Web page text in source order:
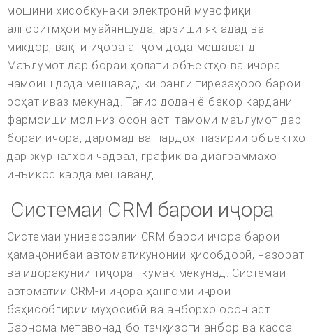
мошини ҳисобкунаки электронӣ мувофиқи
алгоритмҳои муайяншуда, арзиши як адад ва
микдор, вақти иҷора анҷом дода мешаванд.
Маълумот дар бораи ҳолати объектҳо ва иҷора
намоиш дода мешавад, ки ранги тирезаҳоро барои
роҳат иваз мекунад. Тағир додан ё бекор кардани
фармоиши мол низ осон аст. тамоми маълумот дар
бораи ичора, даромад ва пардохтпазирии объектхо
дар журналхои чадвал, график ва диаграммахо
инъикос карда мешаванд.
Системаи CRM барои иҷора
Системаи универсалии CRM барои иҷора барои
ҳамаҷонибаи автоматикунонии ҳисобдорӣ, назорат
ва идоракунии тиҷорат кӯмак мекунад. Системаи
автоматии CRM-и иҷора ҳангоми иҷрои
баҳисобгирии муҳосибӣ ва анборҳо осон аст.
Барнома метавонад бо таҷҳизоти анбор ва касса